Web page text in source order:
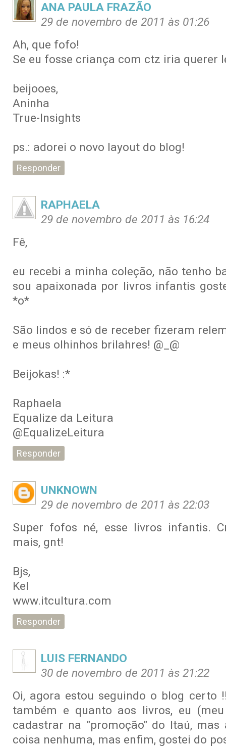
ANA PAULA FRAZÃO
29 de novembro de 2011 às 01:26
Ah, que fofo!
Se eu fosse criança com ctz iria querer
beijooes,
Aninha
True-Insights
ps.: adorei o novo layout do blog!
Responder
RAPHAELA
29 de novembro de 2011 às 16:24
Fê,
eu recebi a minha coleção, não tenho
sou apaixonada por livros infantis
*o*
São lindos e só de receber fizeram
e meus olhinhos brilahres! @_@
Beijokas! :*
Raphaela
Equalize da Leitura
@EqualizeLeitura
Responder
UNKNOWN
29 de novembro de 2011 às 22:03
Super fofos né, esse livros infantis.
mais, gnt!
Bjs,
Kel
www.itcultura.com
Responder
LUIS FERNANDO
30 de novembro de 2011 às 21:22
Oi, agora estou seguindo o blog certo
também e quanto aos livros, eu
cadastrar na "promoção" do Itaú, mas
coisa nenhuma, mas enfim, gostei do